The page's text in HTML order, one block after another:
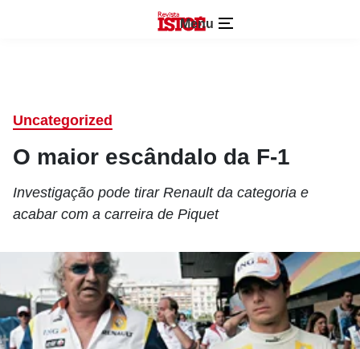
Menu
Uncategorized
O maior escândalo da F-1
Investigação pode tirar Renault da categoria e
acabar com a carreira de Piquet